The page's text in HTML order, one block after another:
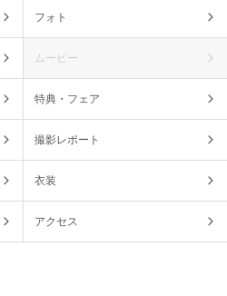
フォト
ムービー
特典・フェア
撮影レポート
衣装
アクセス